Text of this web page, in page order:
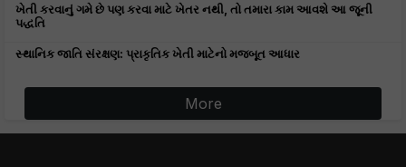
ખેતી કરવાનું ગમે છે પણ કરવા માટે ખેતર નથી, તો તમારા કામ આવશે આ જૂની
પદ્ધતિ
સ્થાનિક જાતિ સંરક્ષણ: પ્રાકૃતિક ખેતી માટેનો મજબૂત આધાર
More